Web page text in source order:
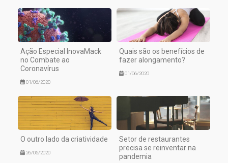
Ação Especial InovaMack
no Combate ao
Coronavírus
01/06/2020
Quais são os benefícios de
fazer alongamento?
01/06/2020
O outro lado da criatividade
26/05/2020
Setor de restaurantes
precisa se reinventar na
pandemia